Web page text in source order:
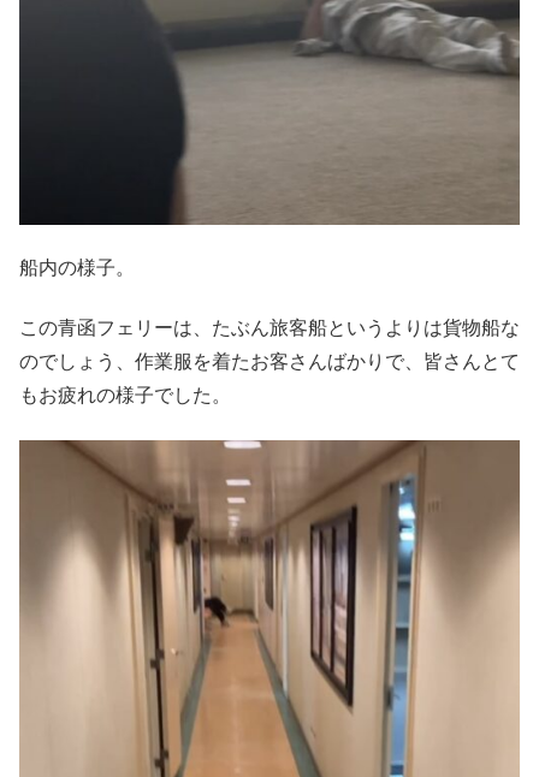
船内の様子。
この青函フェリーは、たぶん旅客船というよりは貨物船な
のでしょう、作業服を着たお客さんばかりで、皆さんとて
もお疲れの様子でした。